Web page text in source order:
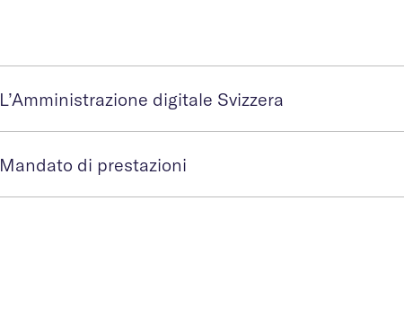
L’Amministrazione digitale Svizzera
Mandato di prestazioni